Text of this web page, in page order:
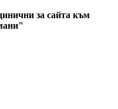
за сайта към